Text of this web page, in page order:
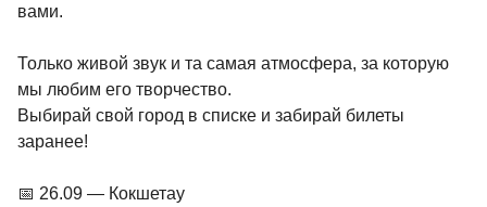
вами.
​Только живой звук и та самая атмосфера, за которую
мы любим его творчество.
Выбирай свой город в списке и забирай билеты
заранее!
📅 26.09 — Кокшетау